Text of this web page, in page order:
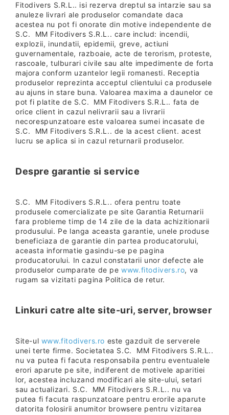
Fitodivers S.R.L.. isi rezerva dreptul sa intarzie sau sa
anuleze livrari ale produselor comandate daca
acestea nu pot fi onorate din motive independente de
S.C. MM Fitodivers S.R.L.. care includ: incendii,
explozii, inundatii, epidemii, greve, actiuni
guvernamentale, razboaie, acte de terorism, proteste,
rascoale, tulburari civile sau alte impedimente de forta
majora conform uzantelor legii romanesti. Receptia
produselor reprezinta acceptul clientului ca produsele
au ajuns in stare buna. Valoarea maxima a daunelor ce
pot fi platite de S.C. MM Fitodivers S.R.L.. fata de
orice client in cazul nelivrarii sau a livrarii
necorespunzatoare este valoarea sumei incasate de
S.C. MM Fitodivers S.R.L.. de la acest client. acest
lucru se aplica si in cazul returnarii produselor.
Despre garantie si service
S.C. MM Fitodivers S.R.L.. ofera pentru toate
produsele comercializate pe site Garantia Returnarii
fara probleme timp de 14 zile de la data achizitionarii
produsului. Pe langa aceasta garantie, unele produse
beneficiaza de garantie din partea producatorului,
aceasta informatie gasindu-se pe pagina
producatorului. In cazul constatarii unor defecte ale
produselor cumparate de pewww.fitodivers.ro, va
rugam sa vizitati pagina Politica de retur.
Linkuri catre alte site-uri, server, browser
Site-ul www.fitodivers.ro este gazduit de serverele
unei terte firme. Societatea S.C. MM Fitodivers S.R.L..
nu va putea fi facuta responsabila pentru eventualele
erori aparute pe site, indiferent de motivele aparitiei
lor, acestea incluzand modificari ale site-ului, setari
sau actualizari. S.C. MM Fitodivers S.R.L.. nu va
putea fi facuta raspunzatoare pentru erorile aparute
datorita folosirii anumitor browsere pentru vizitarea